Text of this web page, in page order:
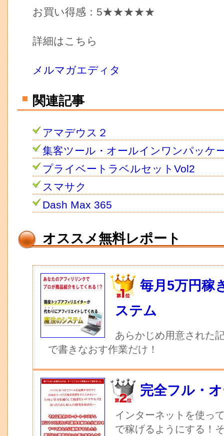
お買い得感：5★★★★★
詳細はこちら
メルマガエディタ
関連記事
アマデウス２
集客ツール・オールインワンパッケ
プライベートラベルセットVol2
スマサク
Dash Max 365
オススメ無料レポート
毎月5万円稼
ステム
あらかじめ用意された
で書きなおす作業だけ！
完全フル・
インターネットを使っ
で稼げるようにする！